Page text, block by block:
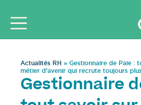
Actualités RH » Gestionnaire de Paie :
métier d’avenir qui recrute toujours
Gestionnaire